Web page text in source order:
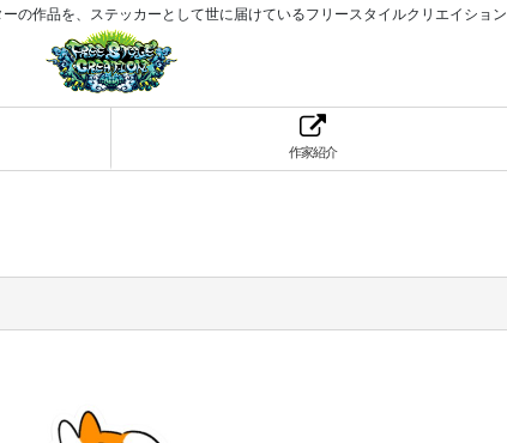
の作品を、ステッカーとして世に届けているフリースタイルクリエイション
作家紹介